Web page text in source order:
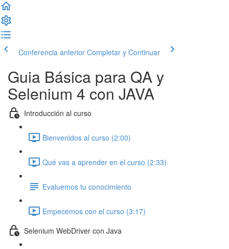
Conferencia anterior Completar y Continuar
Guia Básica para QA y
Selenium 4 con JAVA
Introducción al curso
Bienvenidos al curso (2:00)
Qué vas a aprender en el curso (2:33)
Evaluemos tu conocimiento
Empecemos con el curso (3:17)
Selenium WebDriver con Java